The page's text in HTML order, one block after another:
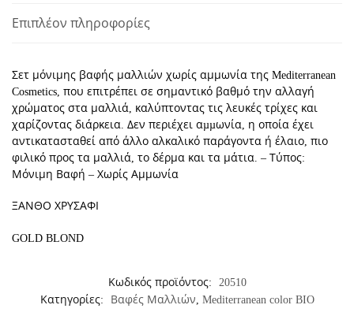
ΧΡΥΣΑΦΙ
Επιπλέον πληροφορίες
Σετ μόνιμης βαφής μαλλιών χωρίς αμμωνία της Mediterranean
Cosmetics, που επιτρέπει σε σημαντικό βαθμό την αλλαγή
χρώματος στα μαλλιά, καλύπτοντας τις λευκές τρίχες και
χαρίζοντας διάρκεια. Δεν περιέχει αµµωνία, η οποία έχει
αντικατασταθεί από άλλο αλκαλικό παράγοντα ή έλαιο, πιο
φιλικό προς τα μαλλιά, το δέρμα και τα μάτια. – Τύπος:
Μόνιμη Βαφή – Χωρίς Αμμωνία
ΞΑΝΘΟ ΧΡΥΣΑΦΙ
GOLD BLOND
Κωδικός προϊόντος:
20510
Κατηγορίες:
Βαφές Μαλλιών, Mediterranean color BIO